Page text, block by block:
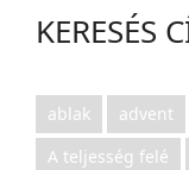
KERESÉS
ablak advent
A teljesség felé